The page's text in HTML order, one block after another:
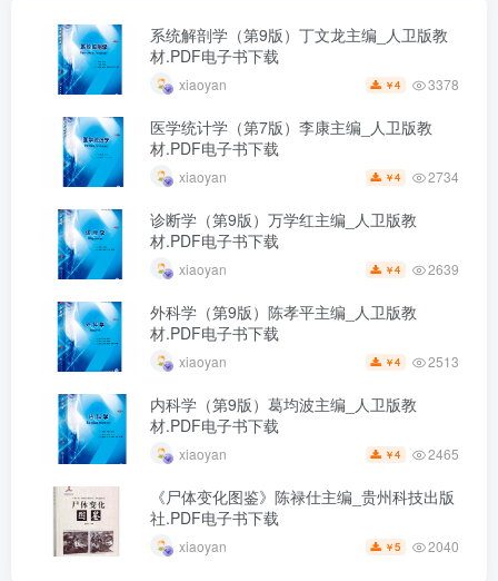
系统解剖学（第9版）丁文龙主编_人卫版教
材.PDF电子书下载
xiaoyan ￥4 3378
医学统计学（第7版）李康主编_人卫版教
材.PDF电子书下载
xiaoyan ￥4 2734
诊断学（第9版）万学红主编_人卫版教
材.PDF电子书下载
xiaoyan ￥4 2639
外科学（第9版）陈孝平主编_人卫版教
材.PDF电子书下载
xiaoyan ￥4 2513
内科学（第9版）葛均波主编_人卫版教
材.PDF电子书下载
xiaoyan ￥4 2465
《尸体变化图鉴》陈禄仕主编_贵州科技出版
社.PDF电子书下载
xiaoyan ￥5 2040